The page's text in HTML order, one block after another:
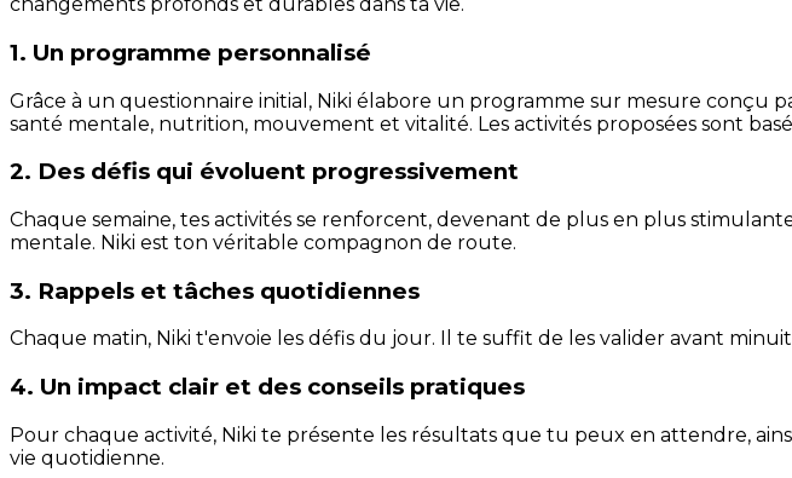
1. Un programme personnalisé
Grâce à un questionnaire initial, Niki élabore un programme sur mesure conçu
santé mentale, nutrition, mouvement et vitalité. Les activités proposées sont
2. Des défis qui évoluent progressivement
Chaque semaine, tes activités se renforcent, devenant de plus en plus
mentale. Niki est ton véritable compagnon de route.
3. Rappels et tâches quotidiennes
Chaque matin, Niki t'envoie les défis du jour. Il te suffit de les valider avant
4. Un impact clair et des conseils pratiques
Pour chaque activité, Niki te présente les résultats que tu peux en attendre,
vie quotidienne.